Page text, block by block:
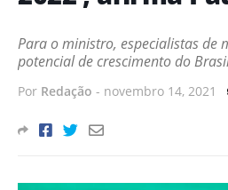
Para o ministro, especialistas de
potencial de crescimento do
Por Redação - novembro 14, 2021